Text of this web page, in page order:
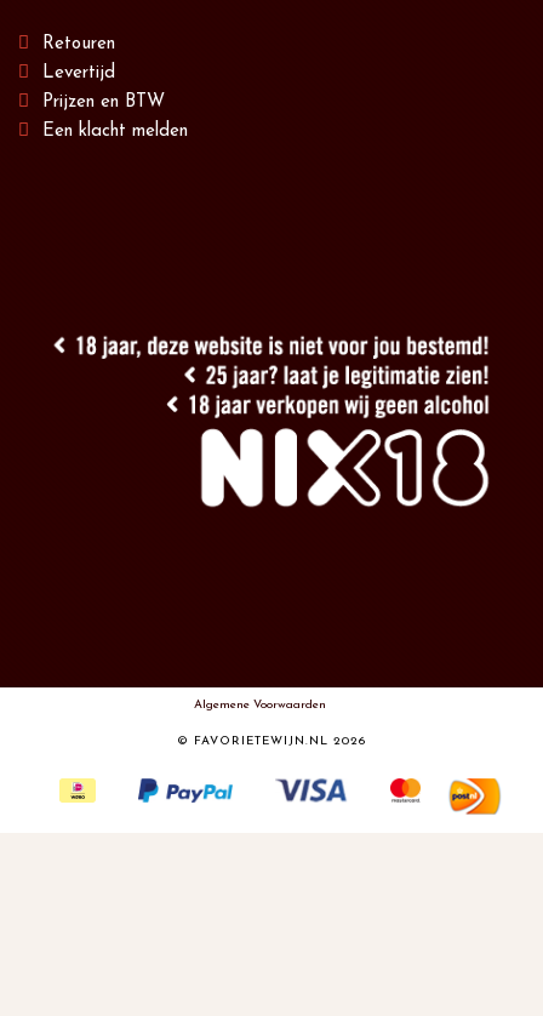
Retouren
Levertijd
Prijzen en BTW
Een klacht melden
Algemene Voorwaarden
© FAVORIETEWIJN.NL 2026